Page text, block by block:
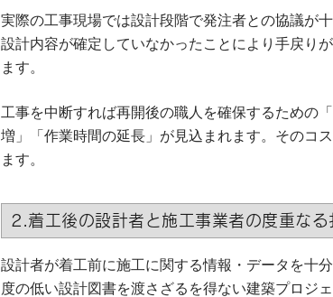
実際の工事現場では設計段階で発注者との協議が
設計内容が確定していなかったことにより手戻り
ます。
工事を中断すれば再開後の職人を確保するための
増」「作業時間の延長」が見込まれます。そのコ
ます。
2.着工後の設計者と施工事業者の度重なる
設計者が着工前に施工に関する情報・データを十
度の低い設計図書を渡さざるを得ない建築プロジ